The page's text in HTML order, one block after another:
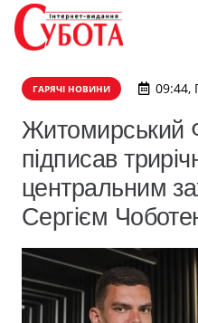
ГАРЯЧІ НОВИНИ 09:44,
Житомирський
підписав
центральним
Сергієм